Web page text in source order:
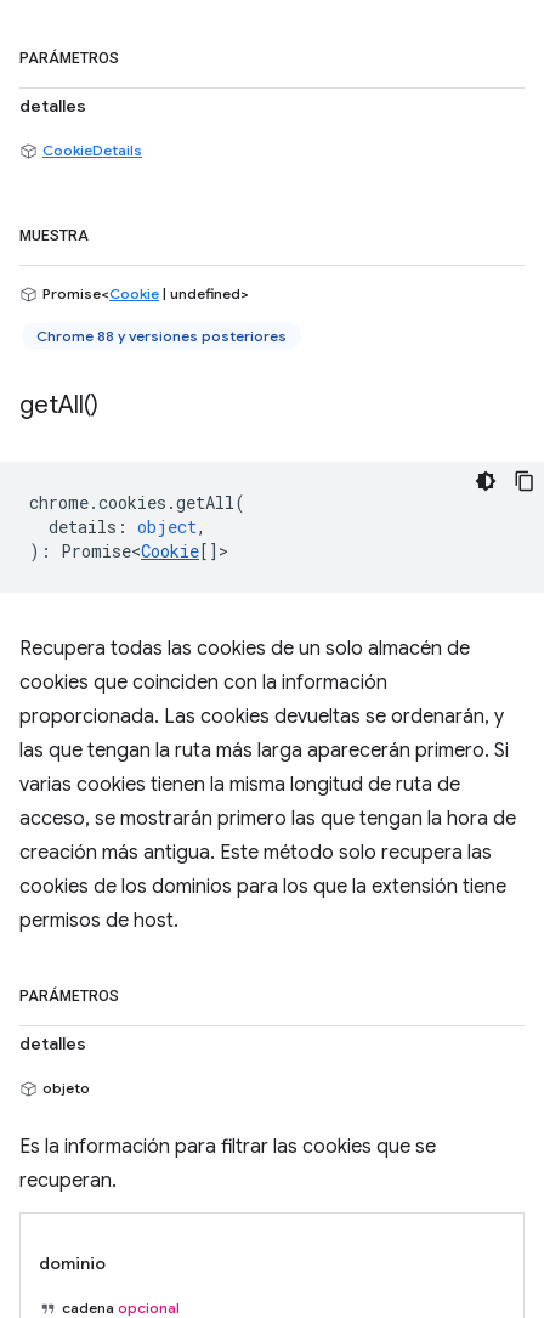
PARÁMETROS
detalles
CookieDetails
MUESTRA
Promise<Cookie | undefined>
Chrome 88 y versiones posteriores
getAll()
chrome.cookies .getAll(
details : object,
) : Promise<Cookie[] >
Recupera todas las cookies de un solo almacén de
cookies que coinciden con la información
proporcionada. Las cookies devueltas se ordenarán, y
las que tengan la ruta más larga aparecerán primero. Si
varias cookies tienen la misma longitud de ruta de
acceso, se mostrarán primero las que tengan la hora de
creación más antigua. Este método solo recupera las
cookies de los dominios para los que la extensión tiene
permisos de host.
PARÁMETROS
detalles
objeto
Es la información para filtrar las cookies que se
recuperan.
dominio
cadena opcional